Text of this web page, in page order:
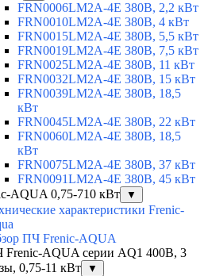
FRN0006LM2A-4E 380В, 2,2 кВт
FRN0010LM2A-4E 380В, 4 кВт
FRN0015LM2A-4E 380В, 5,5 кВт
FRN0019LM2A-4E 380В, 7,5 кВт
FRN0025LM2A-4E 380В, 11 кВт
FRN0032LM2A-4E 380В, 15 кВт
FRN0039LM2A-4E 380В, 18,5
кВт
FRN0045LM2A-4E 380В, 22 кВт
FRN0060LM2A-4E 380В, 18,5
кВт
FRN0075LM2A-4E 380В, 37 кВт
FRN0091LM2A-4E 380В, 45 кВт
AQUA 0,75-710 кВт
▼
характеристики Frenic-
ПЧ Frenic-AQUA
Frenic-AQUA серии AQ1 400В, 3
0,75-11 кВт
▼